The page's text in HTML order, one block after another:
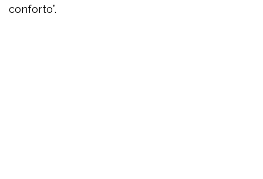
conforto”.